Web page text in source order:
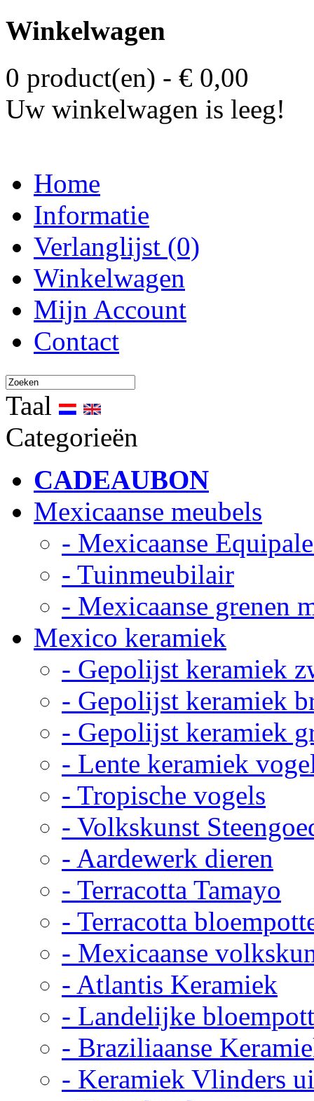
Winkelwagen
0 product(en) - € 0,00
Uw winkelwagen is leeg!
Home
Informatie
Verlanglijst (0)
Winkelwagen
Mijn Account
Contact
Taal
Categorieën
CADEAUBON
Mexicaanse meubels
- Mexicaanse
- Tuinmeubilair
- Mexicaanse grenen
Mexico keramiek
- Gepolijst keramiek
- Gepolijst keramiek
- Gepolijst keramiek
- Lente keramiek
- Tropische vogels
- Volkskunst
- Aardewerk dieren
- Terracotta Tamayo
- Terracotta
- Mexicaanse
- Atlantis Keramiek
- Landelijke
- Braziliaanse
- Keramiek Vlinders